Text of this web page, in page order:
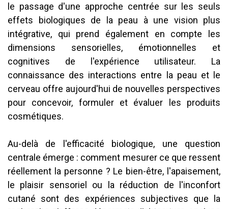
le passage d'une approche centrée sur les seuls
effets biologiques de la peau à une vision plus
intégrative, qui prend également en compte les
dimensions sensorielles, émotionnelles et
cognitives de l'expérience utilisateur. La
connaissance des interactions entre la peau et le
cerveau offre aujourd'hui de nouvelles perspectives
pour concevoir, formuler et évaluer les produits
cosmétiques.
Au-delà de l'efficacité biologique, une question
centrale émerge : comment mesurer ce que ressent
réellement la personne ? Le bien-être, l'apaisement,
le plaisir sensoriel ou la réduction de l'inconfort
cutané sont des expériences subjectives que la